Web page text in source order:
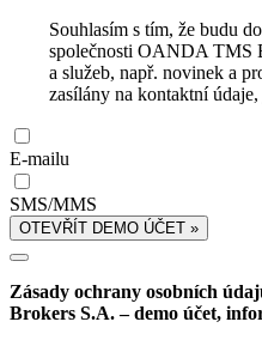
Souhlasím s tím, že budu
společnosti OANDA TMS
a služeb, např. novinek a
zasílány na kontaktní
E-mailu
SMS/MMS
OTEVŘÍT DEMO ÚČET »
Zásady ochrany osobních
Brokers S.A. – demo účet,